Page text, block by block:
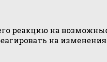
реакцию на
на изменения